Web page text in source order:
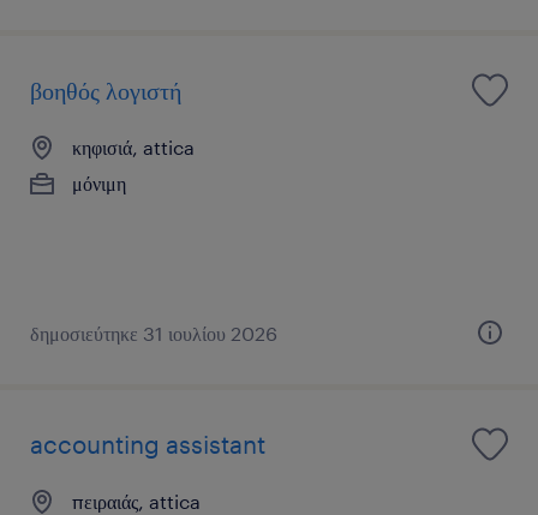
βοηθός λογιστή
κηφισιά, attica
μόνιμη
δημοσιεύτηκε 31 ιουλίου 2026
accounting assistant
πειραιάς, attica